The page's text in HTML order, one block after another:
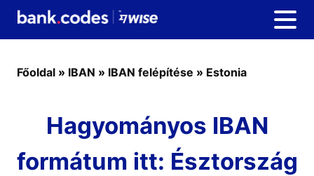
Főoldal » IBAN » IBAN felépítése » Estonia
Hagyományos IBAN
formátum itt: Észtország